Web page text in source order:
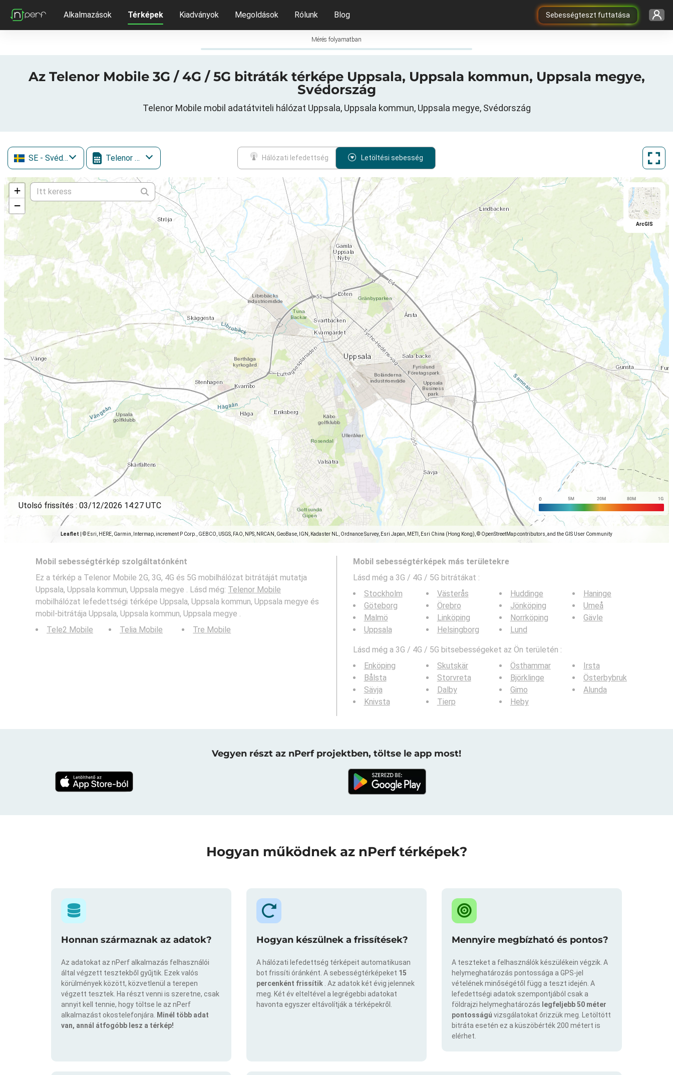
Sebességteszt futtatása
Alkalmazások Térképek Kiadványok Megoldások Rólunk Blog
Mérés folyamatban
Az Telenor Mobile 3G / 4G / 5G bitráták térképe Uppsala, Uppsala kommun, Uppsala megye,
Svédország
Telenor Mobile mobil adatátviteli hálózat Uppsala, Uppsala kommun, Uppsala megye, Svédország
SE - Svédország Telenor Mobile Hálózati lefedettség Letöltési sebesség
+
−
Leaflet © Esri, HERE, Garmin, Intermap, increment P Corp., GEBCO, USGS, FAO, NPS, NRCAN, GeoBase, IGN, Kadaster NL, Ordnance Survey, Esri Japan, METI, Esri China (Hong Kong), © OpenStreetMap contributors, and the GIS User Community
ArcGIS
Utolsó frissítés : 03/12/2026 14:27 UTC
Mobil sebességtérkép szolgáltatónként
Ez a térkép a Telenor Mobile 2G, 3G, 4G és 5G mobilhálózat bitrátáját mutatja
Uppsala, Uppsala kommun, Uppsala megye . Lásd még: Telenor Mobile
mobilhálózat lefedettségi térképe Uppsala, Uppsala kommun, Uppsala megye és
mobil-bitrátája Uppsala, Uppsala kommun, Uppsala megye .
Tele2 Mobile
Telia Mobile Tre Mobile
Mobil sebességtérképek más területekre
Lásd még a 3G / 4G / 5G bitrátákat :
Stockholm
Göteborg
Malmö
Uppsala
Västerås
Örebro
Linköping
Helsingborg
Huddinge
Jönköping
Norrköping
Lund
Haninge
Umeå
Gävle
Lásd még a 3G / 4G / 5G bitsebességeket az Ön területén :
Enköping
Bålsta
Sävja
Knivsta
Skutskär
Storvreta
Dalby
Tierp
Östhammar
Björklinge
Gimo
Heby
Irsta
Österbybruk
Alunda
Vegyen részt az nPerf projektben, töltse le app most!
Hogyan működnek az nPerf térképek?
Honnan származnak az adatok?
Az adatokat az nPerf alkalmazás felhasználói
által végzett tesztekből gyűjtik. Ezek valós
körülmények között, közvetlenül a terepen
végzett tesztek. Ha részt venni is szeretne, csak
annyit kell tennie, hogy töltse le az nPerf
alkalmazást okostelefonjára.
Minél több adat
van, annál átfogóbb lesz a térkép!
Hogyan készülnek a frissítések?
A hálózati lefedettség térképeit automatikusan
bot frissíti óránként. A sebességtérképeket 15
percenként frissítik . Az adatok két évig jelennek
meg. Két év elteltével a legrégebbi adatokat
havonta egyszer eltávolítják a térképekről.
Mennyire megbízható és pontos?
A teszteket a felhasználók készülékein végzik. A
helymeghatározás pontossága a GPS-jel
vételének minőségétől függ a teszt idején. A
lefedettségi adatok szempontjából csak a
földrajzi helymeghatározás legfeljebb 50 méter
pontosságú vizsgálatokat őrizzük meg. Letöltött
bitráta esetén ez a küszöbérték 200 métert is
elérhet.